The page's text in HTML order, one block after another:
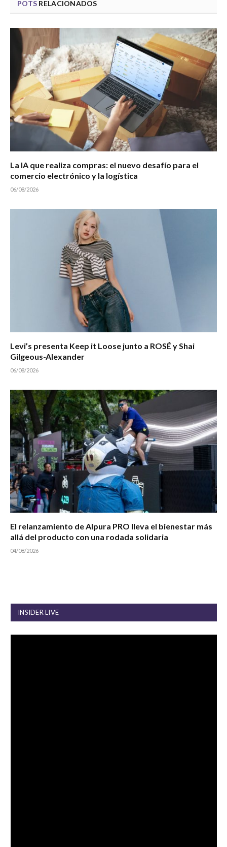
POTS RELACIONADOS
La IA que realiza compras: el nuevo desafío para el
comercio electrónico y la logística
06/08/2026
Levi’s presenta Keep it Loose junto a ROSÉ y Shai
Gilgeous-Alexander
06/08/2026
El relanzamiento de Alpura PRO lleva el bienestar más
allá del producto con una rodada solidaria
04/08/2026
INSIDER LIVE